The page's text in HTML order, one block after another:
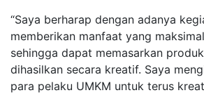
“Saya berharap dengan adanya
memberikan manfaat yang
sehingga dapat memasarkan
dihasilkan secara kreatif. Saya
para pelaku UMKM untuk terus